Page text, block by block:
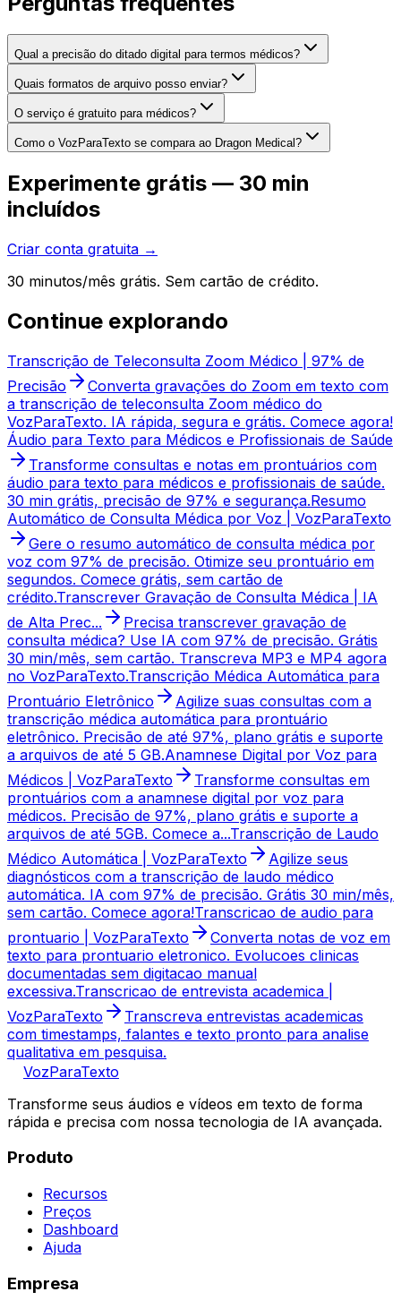
Qual a precisão do ditado digital para termos médicos?
Quais formatos de arquivo posso enviar?
O serviço é gratuito para médicos?
Como o VozParaTexto se compara ao Dragon Medical?
Experimente grátis — 30 min
incluídos
Criar conta gratuita →
30 minutos/mês grátis. Sem cartão de crédito.
Continue explorando
Transcrição de Teleconsulta Zoom Médico | 97% de
Precisão
Converta gravações do Zoom em texto com
a transcrição de teleconsulta Zoom médico do
VozParaTexto. IA rápida, segura e grátis. Comece agora!
Áudio para Texto para Médicos e Profissionais de Saúde
Transforme consultas e notas em prontuários com
áudio para texto para médicos e profissionais de saúde.
30 min grátis, precisão de 97% e segurança.Resumo
Automático de Consulta Médica por Voz | VozParaTexto
Gere o resumo automático de consulta médica por
voz com 97% de precisão. Otimize seu prontuário em
segundos. Comece grátis, sem cartão de
crédito.Transcrever Gravação de Consulta Médica | IA
de Alta Prec...
Precisa transcrever gravação de
consulta médica? Use IA com 97% de precisão. Grátis
30 min/mês, sem cartão. Transcreva MP3 e MP4 agora
no VozParaTexto.Transcrição Médica Automática para
Prontuário Eletrônico
Agilize suas consultas com a
transcrição médica automática para prontuário
eletrônico. Precisão de até 97%, plano grátis e suporte
a arquivos de até 5 GB.Anamnese Digital por Voz para
Médicos | VozParaTexto
Transforme consultas em
prontuários com a anamnese digital por voz para
médicos. Precisão de 97%, plano grátis e suporte a
arquivos de até 5GB. Comece a...Transcrição de Laudo
Médico Automática | VozParaTexto
Agilize seus
diagnósticos com a transcrição de laudo médico
automática. IA com 97% de precisão. Grátis 30 min/mês,
sem cartão. Comece agora!Transcricao de audio para
prontuario | VozParaTexto
Converta notas de voz em
texto para prontuario eletronico. Evolucoes clinicas
documentadas sem digitacao manual
excessiva.Transcricao de entrevista academica |
VozParaTexto
Transcreva entrevistas academicas
com timestamps, falantes e texto pronto para analise
qualitativa em pesquisa.
VozParaTexto
Transforme seus áudios e vídeos em texto de forma
rápida e precisa com nossa tecnologia de IA avançada.
Produto
Recursos
Preços
Dashboard
Ajuda
Empresa